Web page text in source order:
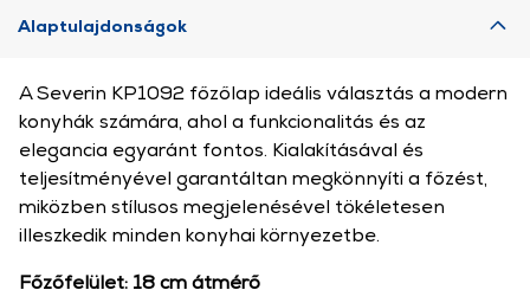
Alaptulajdonságok
A Severin KP1092 főzőlap ideális választás a modern
konyhák számára, ahol a funkcionalitás és az
elegancia egyaránt fontos. Kialakításával és
teljesítményével garantáltan megkönnyíti a főzést,
miközben stílusos megjelenésével tökéletesen
illeszkedik minden konyhai környezetbe.
Főzőfelület: 18 cm átmérő